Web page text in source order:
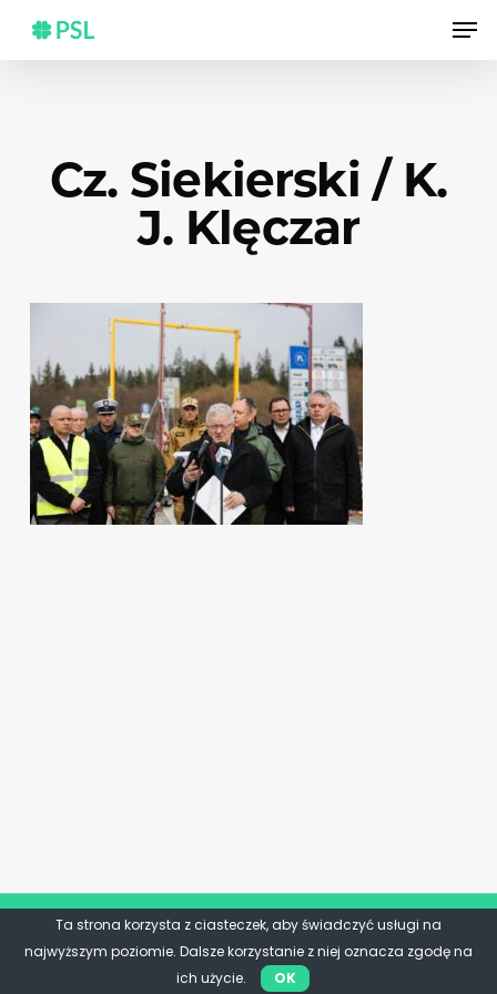
main
Cz. Siekierski / K.
J. Klęczar
Ta strona korzysta z ciasteczek, aby świadczyć usługi na
najwyższym poziomie. Dalsze korzystanie z niej oznacza zgodę na
ich użycie.
OK